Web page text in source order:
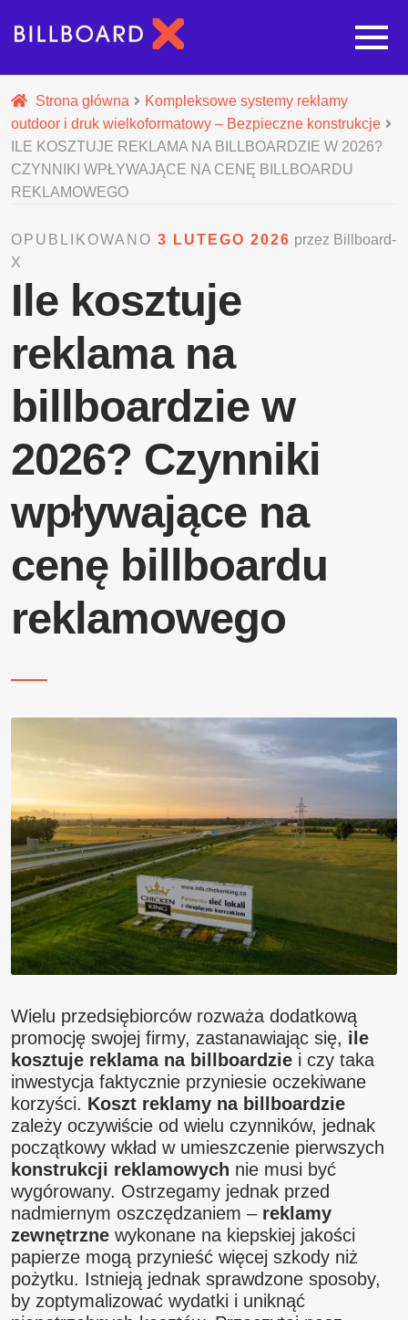
Oferta budowy reklam
Nasze pozostałe usługi
O nas
Realizacje
Blog
Kontakt
Strona główna
Kompleksowe systemy reklamy
outdoor i druk wielkoformatowy – Bezpieczne konstrukcje
ILE KOSZTUJE REKLAMA NA BILLBOARDZIE W 2026?
CZYNNIKI WPŁYWAJĄCE NA CENĘ BILLBOARDU
REKLAMOWEGO
OPUBLIKOWANO 3 LUTEGO 2026 przez Billboard-
X
Ile kosztuje
reklama na
billboardzie w
2026? Czynniki
wpływające na
cenę billboardu
reklamowego
Wielu przedsiębiorców rozważa dodatkową
promocję swojej firmy, zastanawiając się, ile
kosztuje reklama na billboardzie i czy taka
inwestycja faktycznie przyniesie oczekiwane
korzyści. Koszt reklamy na billboardzie
zależy oczywiście od wielu czynników, jednak
początkowy wkład w umieszczenie pierwszych
konstrukcji reklamowych nie musi być
wygórowany. Ostrzegamy jednak przed
nadmiernym oszczędzaniem – reklamy
zewnętrzne wykonane na kiepskiej jakości
papierze mogą przynieść więcej szkody niż
pożytku. Istnieją jednak sprawdzone sposoby,
by zoptymalizować wydatki i uniknąć